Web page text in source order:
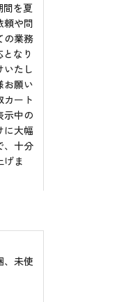
間を夏
頼や問
の業務
なり
いたし
お願い
カート
示中の
に大幅
、十分
げま
、未使